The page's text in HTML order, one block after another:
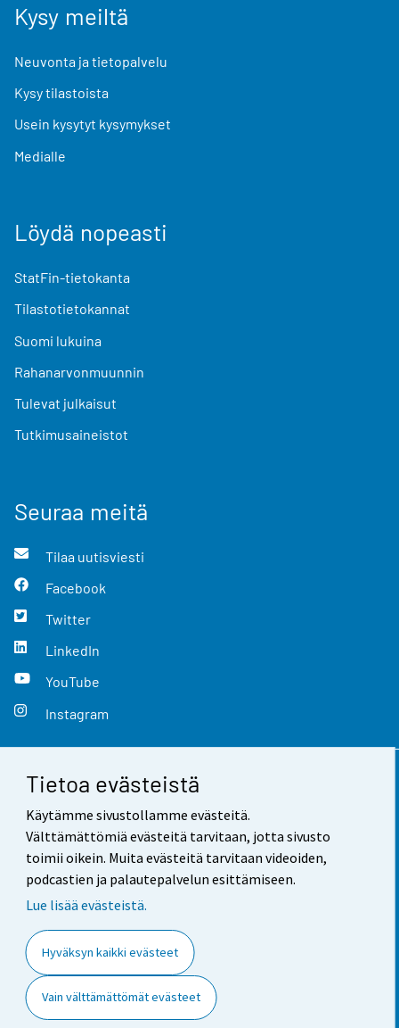
Tietoa evästeistä
Käytämme sivustollamme evästeitä.
Välttämättömiä evästeitä tarvitaan, jotta sivusto
toimii oikein. Muita evästeitä tarvitaan videoiden,
podcastien ja palautepalvelun esittämiseen.
Lue lisää evästeistä.
Hyväksyn kaikki evästeet
Vain välttämättömät evästeet
Kysy meiltä
Neuvonta ja tietopalvelu
Kysy tilastoista
Usein kysytyt kysymykset
Medialle
Löydä nopeasti
StatFin-tietokanta
Tilastotietokannat
Suomi lukuina
Rahanarvonmuunnin
Tulevat julkaisut
Tutkimusaineistot
Seuraa meitä
Tilaa uutisviesti
Facebook
Twitter
LinkedIn
YouTube
Instagram
Yhteystiedot
Palaute
Käyttöehdot
Saavutettavuus
Tietoa sivustosta
Evästeasetukset